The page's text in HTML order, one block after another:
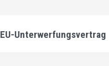
EU-Unterwerfungsvertrag